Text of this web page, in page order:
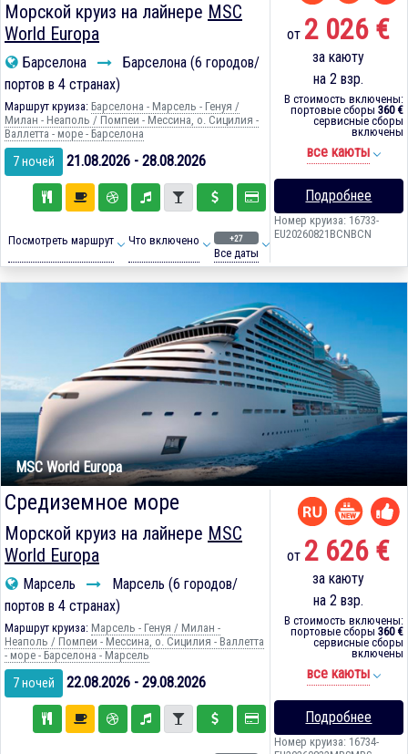
Морской круиз на лайнере MSC
World Europa
Барселона
Барселона (6 городов/
портов в 4 странах)
Маршрут круиза: Барселона - Марсель - Генуя /
Милан - Неаполь / Помпеи - Мессина, о. Сицилия -
Валлетта - море - Барселона
7 ночей 21.08.2026 - 28.08.2026
Посмотреть маршрут Что включено +27
Все даты
от 2 026 €
за каюту
на 2 взр.
В стоимость включены:
портовые сборы 360 €
сервисные сборы
включены
все каюты
Подробнее
Номер круиза: 16733-
EU20260821BCNBCN
MSC World Europa
Средиземное море
Морской круиз на лайнере MSC
World Europa
Марсель
Марсель (6 городов/
портов в 4 странах)
Маршрут круиза: Марсель - Генуя / Милан -
Неаполь / Помпеи - Мессина, о. Сицилия - Валлетта
- море - Барселона - Марсель
7 ночей 22.08.2026 - 29.08.2026
от 2 626 €
за каюту
на 2 взр.
В стоимость включены:
портовые сборы 360 €
сервисные сборы
включены
все каюты
Подробнее
Номер круиза: 16734-